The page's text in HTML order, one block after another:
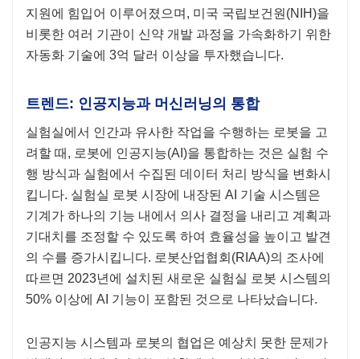
지원에 힘입어 이루어졌으며, 미국 국립보건원(NIH)을
비롯한 여러 기관이 신약 개발 과정을 가속화하기 위한
자동화 기술에 3억 달러 이상을 투자했습니다.
트렌드: 인공지능과 머신러닝의 통합
실험실에서 인간과 유사한 작업을 수행하는 로봇을 고
려할 때, 로봇에 인공지능(AI)을 통합하는 것은 실험 수
행 방식과 실험에서 수집된 데이터 처리 방식을 변화시
킵니다. 실험실 로봇 시장에 내장된 AI 기술 시스템은
기계가 하나의 기능 내에서 의사 결정을 내리고 계획과
기대치를 조정할 수 있도록 하여 효율성을 높이고 발견
의 수를 증가시킵니다. 로봇산업협회(RIAA)의 조사에
따르면 2023년에 설치된 새로운 실험실 로봇 시스템의
50% 이상에 AI 기능이 포함된 것으로 나타났습니다.
인공지능 시스템과 로봇의 협업은 예상치 못한 문제가